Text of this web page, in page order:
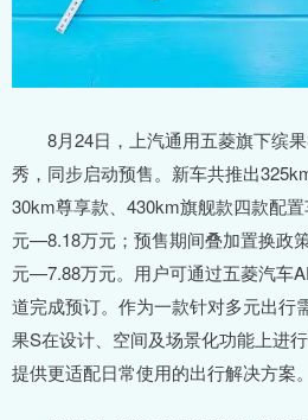
8月24日，上汽通用五菱旗下缤果
秀，同步启动预售。新车共推出
30km尊享款、430km旗舰款四款配
元—8.18万元；预售期间叠加置换政
元—7.88万元。用户可通过五菱汽车
道完成预订。作为一款针对多元出行
果S在设计、空间及场景化功能上进
提供更适配日常使用的出行解决方案。